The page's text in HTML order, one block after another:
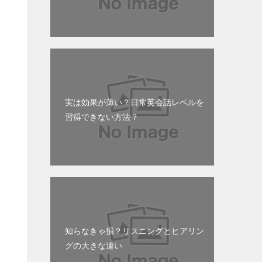
実は効果が薄い？日常英会話レベルを
習得できない方法？
知らなきゃ損？リスニングとヒアリン
グの大きな違い